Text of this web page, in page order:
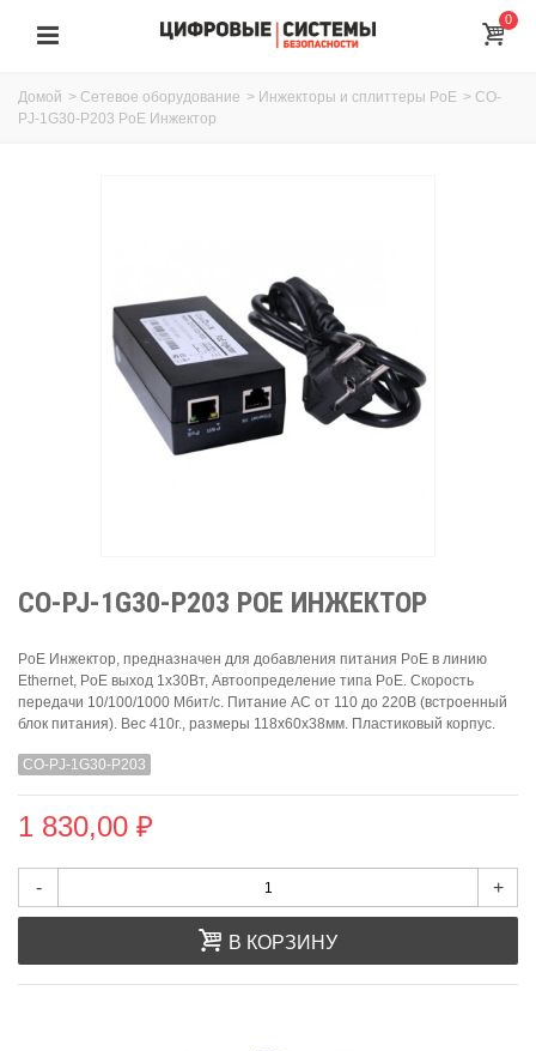
0
Домой > Сетевое оборудование > Инжекторы и сплиттеры PoE > CO-
PJ-1G30-P203 PoE Инжектор
CO-PJ-1G30-P203 POE ИНЖЕКТОР
PoE Инжектор, предназначен для добавления питания PoE в линию
Ethernet, PoE выход 1х30Вт, Автоопределение типа PoE. Скорость
передачи 10/100/1000 Мбит/с. Питание AC от 110 до 220В (встроенный
блок питания). Вес 410г., размеры 118x60x38мм. Пластиковый корпус.
CO-PJ-1G30-P203
1 830,00 ₽
- +
В КОРЗИНУ